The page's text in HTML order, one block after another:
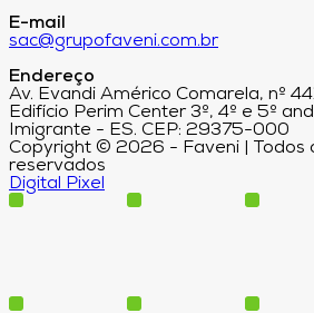
E-mail
sac@grupofaveni.com.br
Endereço
Av. Evandi Américo Comarela, nº
Edifício Perim Center 3º, 4º e 5º
Imigrante - ES. CEP: 29375-000
Copyright © 2026 - Faveni | Todos
reservados
Digital Pixel